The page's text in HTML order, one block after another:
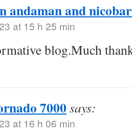
andaman and
at 15 h 25 min
blog.Much
7000says:
at 16 h 06 min